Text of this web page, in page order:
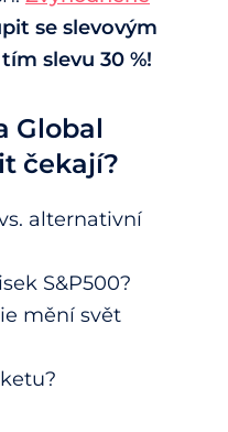
se slevovým
slevu 30 %!
Global
čekají?
alternativní
S&P500?
mění svět